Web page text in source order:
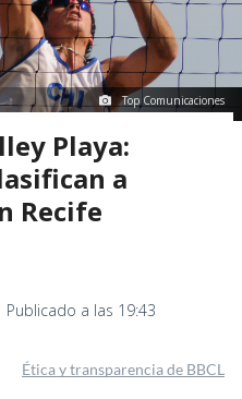
Top Comunicaciones
Playa:
a
Recife
a las 19:43
Ética y transparencia de BBCL